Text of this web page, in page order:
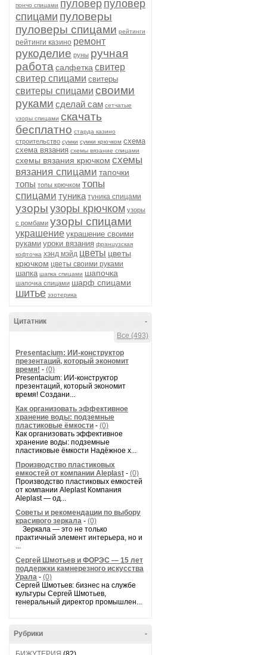
пончо спицами пуловер пуловер
спицами пуловеры
пуловеры спицами рейтинги
рейтинги казино ремонт
рукоделие руны ручная
работа салфетка свитер
свитер спицами свитеры
свитеры спицами своими
руками сделай сам сетчатые
узоры спицами скачать
бесплатно старда казино
строительство сумки сумки крючком схема
схема вязания схемы вязание спицами
схемы вязания крючком схемы
вязания спицами тапочки
топы топы крючком топы
спицами туника туника спицами
узоры узоры крючком узоры
с ромбами узоры спицами
украшение украшение своими
руками уроки вязания французская
кофточка хэнд мэйд цветы цветы
крючком цветы своими руками
шапка шапка спицами шапочка
шапочка спицами шарф спицами
шитье эзотерика
-
Цитатник
Все (493)
Presentacium: ИИ‑конструктор
презентаций, который экономит
время! - (0)
Presentacium: ИИ‑конструктор
презентаций, который экономит
время! Создани...
Как организовать эффективное
хранение воды: подземные
пластиковые ёмкости - (0)
Как организовать эффективное
хранение воды: подземные
пластиковые ёмкости Надёжное х...
Производство пластиковых
емкостей от компании Aleplast - (0)
Производство пластиковых емкостей
от компании Aleplast Компания
Aleplast — од...
Советы и рекомендации по выбору
красивого зеркала - (0)
Зеркала — это не только
практичный элемент интерьера, но и
...
Сергей Шмотьев и ФОРЭС — 15 лет
поддержки камнерезного искусства
Урала - (0)
Сергей Шмотьев: бизнес на службе
культуры Сергей Шмотьев,
генеральный директор промышлен...
-
Рубрики